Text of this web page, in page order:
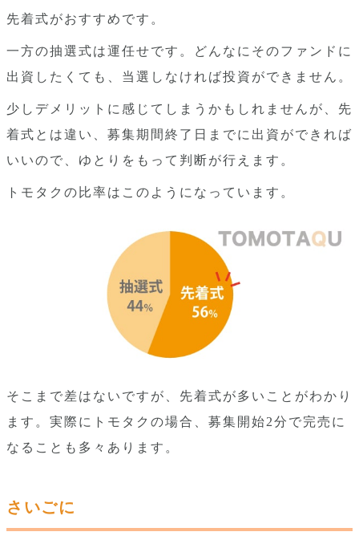
先着式がおすすめです。
一方の抽選式は運任せです。どんなにそのファンドに
出資したくても、当選しなければ投資ができません。
少しデメリットに感じてしまうかもしれませんが、先
着式とは違い、募集期間終了日までに出資ができれば
いいので、ゆとりをもって判断が行えます。
トモタクの比率はこのようになっています。
そこまで差はないですが、先着式が多いことがわかり
ます。実際にトモタクの場合、募集開始2分で完売に
なることも多々あります。
さいごに